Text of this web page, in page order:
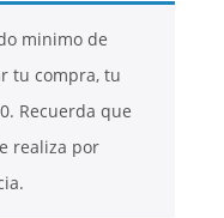
CURSOS
minimo de
tu compra, tu
. Recuerda que
realiza por